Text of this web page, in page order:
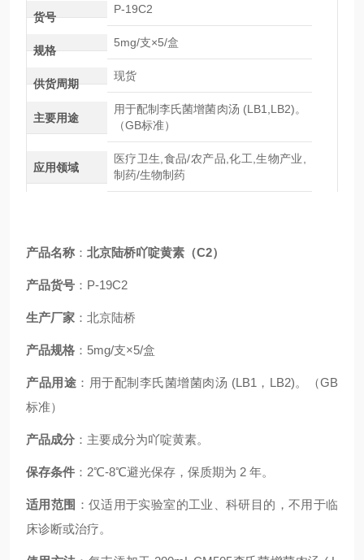
货号
P-19C2
规格
5mg/支×5/盒
供货周期
现货
主要用途
用于配制李氏菌增菌肉汤 (LB1,LB2)。
（GB标准）
应用领域
医疗卫生,食品/农产品,化工,生物产业,
制药/生物制药
产品名称 ： 北京陆桥吖啶黄素（C2）
产品货号 ：P-19C2
生产厂家 ：北京陆桥
产品规格 ： 5mg/支×5/盒
产品用途 ： 用于配制李氏菌增菌肉汤 (LB1，LB2)。（GB
标准）
产品成分 ：主要成分为吖啶黄素。
保存条件 ：2℃-8℃避光保存，保质期为 2 年。
适用范围 ：仅适用于实验室的工业、科研目的，不用于临
床诊断或治疗。